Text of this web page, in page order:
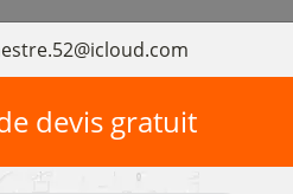
devis gratuit